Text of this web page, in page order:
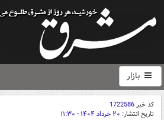
بازار
کد خبر1722586
تاریخ انتشار: ۲۰ خرداد ۱۴۰۴ - ۱۱:۳۰